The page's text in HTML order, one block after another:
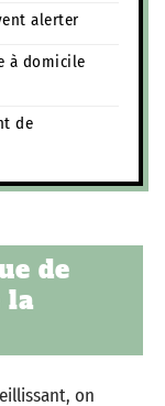
alerter
à domicile
de
de
la
on